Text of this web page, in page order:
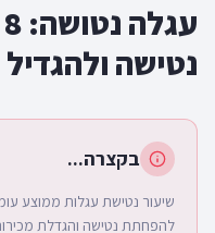
נטישה
בקצרה...
להפחתת נטישה והגדלת מכירות